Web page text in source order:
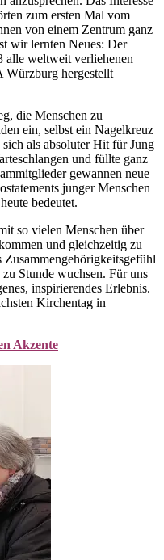
zum ersten Mal vom
von einem Zentrum ganz
wir lernten Neues: Der
alle weltweit verliehenen
Würzburg hergestellt
die Menschen zu
ein, selbst ein Nagelkreuz
als absoluter Hit für Jung
und füllte ganz
gewannen neue
junger Menschen
bedeutet.
so vielen Menschen über
und gleichzeitig zu
Stunde wuchsen. Für uns
inspirierendes Erlebnis.
Kirchentag in
Akzente